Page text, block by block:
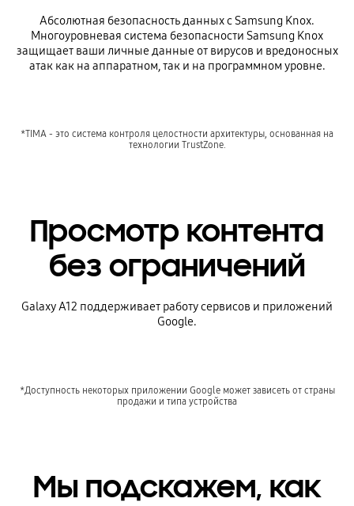
Абсолютная безопасность данных с Samsung Knox.
Многоуровневая система безопасности Samsung Knox
защищает ваши личные данные от вирусов и вредоносных
атак как на аппаратном, так и на программном уровне.
*TIMA - это система контроля целостности архитектуры, основанная на
технологии TrustZone.
Просмотр контента
без ограничений
Galaxy A12 поддерживает работу сервисов и приложений
Google.
*Доступность некоторых приложении Google может зависеть от страны
продажи и типа устройства
Мы подскажем, как